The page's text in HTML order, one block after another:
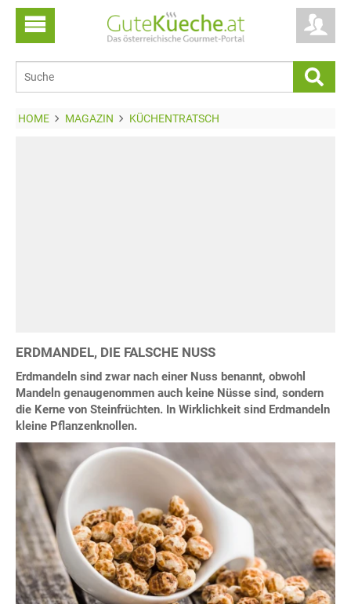
HOME MAGAZIN KÜCHENTRATSCH
ERDMANDEL, DIE FALSCHE NUSS
Erdmandeln sind zwar nach einer Nuss benannt, obwohl
Mandeln genaugenommen auch keine Nüsse sind, sondern
die Kerne von Steinfrüchten. In Wirklichkeit sind Erdmandeln
kleine Pflanzenknollen.